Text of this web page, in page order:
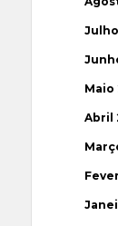
Julho
Maio
Abril